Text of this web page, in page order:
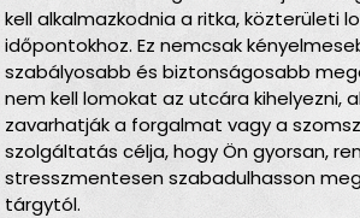
kell alkalmazkodnia a ritka, közterületi
időpontokhoz. Ez nemcsak
szabályosabb és biztonságosabb
nem kell lomokat az utcára kihelyezni,
zavarhatják a forgalmat vagy a
szolgáltatás célja, hogy Ön gyorsan,
stresszmentesen szabadulhasson
tárgytól.